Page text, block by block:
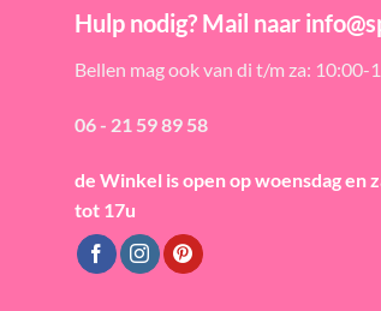
Hulp nodig? Mail naar
Bellen mag ook van di t/m za: 10:00-
06 - 21 59 89 58
de Winkel is openop woensdag en
tot 17u